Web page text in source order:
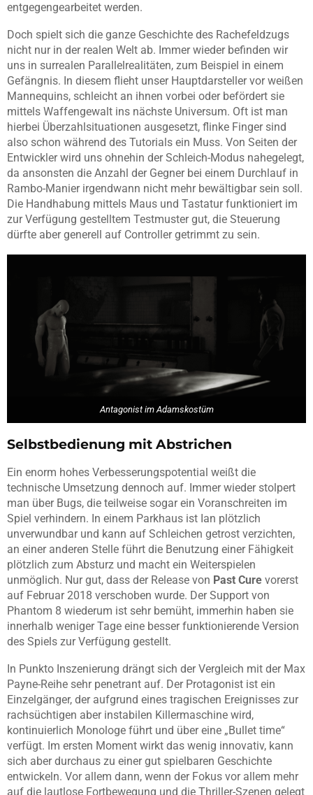
entgegengearbeitet werden.
Doch spielt sich die ganze Geschichte des Rachefeldzugs
nicht nur in der realen Welt ab. Immer wieder befinden wir
uns in surrealen Parallelrealitäten, zum Beispiel in einem
Gefängnis. In diesem flieht unser Hauptdarsteller vor weißen
Mannequins, schleicht an ihnen vorbei oder befördert sie
mittels Waffengewalt ins nächste Universum. Oft ist man
hierbei Überzahlsituationen ausgesetzt, flinke Finger sind
also schon während des Tutorials ein Muss. Von Seiten der
Entwickler wird uns ohnehin der Schleich-Modus nahegelegt,
da ansonsten die Anzahl der Gegner bei einem Durchlauf in
Rambo-Manier irgendwann nicht mehr bewältigbar sein soll.
Die Handhabung mittels Maus und Tastatur funktioniert im
zur Verfügung gestelltem Testmuster gut, die Steuerung
dürfte aber generell auf Controller getrimmt zu sein.
Antagonist im Adamskostüm
Selbstbedienung mit Abstrichen
Ein enorm hohes Verbesserungspotential weißt die
technische Umsetzung dennoch auf. Immer wieder stolpert
man über Bugs, die teilweise sogar ein Voranschreiten im
Spiel verhindern. In einem Parkhaus ist Ian plötzlich
unverwundbar und kann auf Schleichen getrost verzichten,
an einer anderen Stelle führt die Benutzung einer Fähigkeit
plötzlich zum Absturz und macht ein Weiterspielen
unmöglich. Nur gut, dass der Release von Past Cure vorerst
auf Februar 2018 verschoben wurde. Der Support von
Phantom 8 wiederum ist sehr bemüht, immerhin haben sie
innerhalb weniger Tage eine besser funktionierende Version
des Spiels zur Verfügung gestellt.
In Punkto Inszenierung drängt sich der Vergleich mit der Max
Payne-Reihe sehr penetrant auf. Der Protagonist ist ein
Einzelgänger, der aufgrund eines tragischen Ereignisses zur
rachsüchtigen aber instabilen Killermaschine wird,
kontinuierlich Monologe führt und über eine „Bullet time“
verfügt. Im ersten Moment wirkt das wenig innovativ, kann
sich aber durchaus zu einer gut spielbaren Geschichte
entwickeln. Vor allem dann, wenn der Fokus vor allem mehr
auf die lautlose Fortbewegung und die Thriller-Szenen gelegt